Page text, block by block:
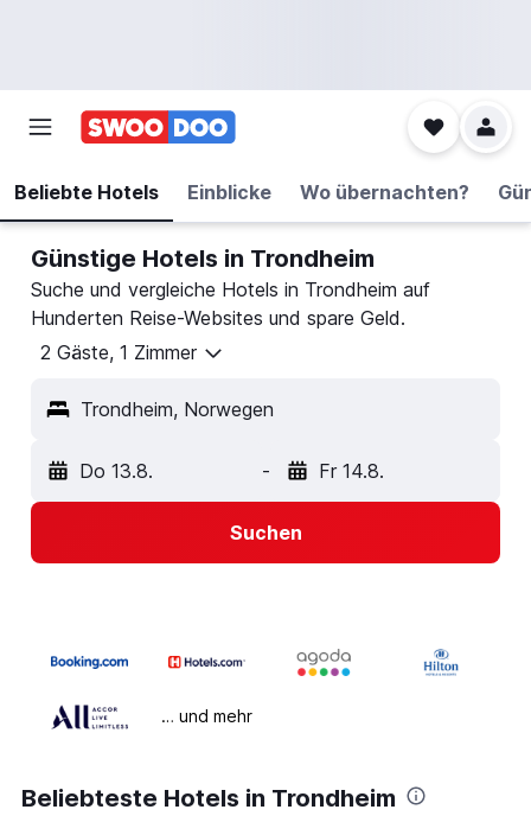
Beliebte Hotels Einblicke Wo übernachten?
Günstige Hotels in Trondheim
Suche und vergleiche Hotels in Trondheim auf
Hunderten Reise-Websites und spare Geld.
2 Gäste, 1 Zimmer
Trondheim, Norwegen
Do 13.8. - Fr 14.8.
Suchen
… und mehr
Beliebteste Hotels in Trondheim